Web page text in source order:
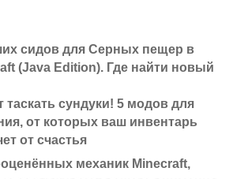
сидов для Серных пещер в
(Java Edition). Где найти новый
таскать сундуки! 5 модов для
от которых ваш инвентарь
от счастья
механик Minecraft,